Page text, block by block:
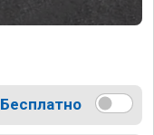
Бесплатно